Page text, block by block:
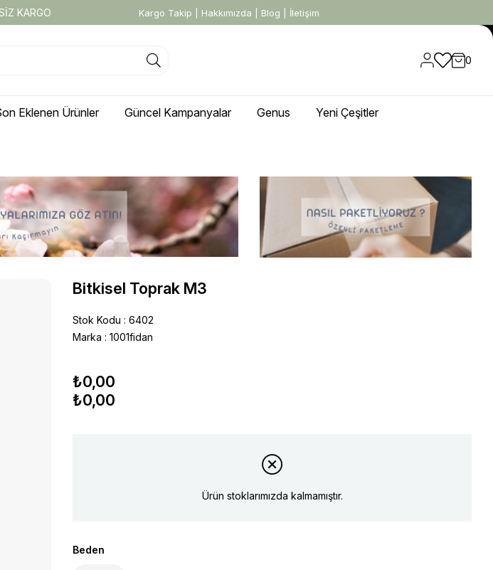
KARGO Kargo Takip Hakkımızda Blog İletişim
0
Eklenen Ürünler Güncel Kampanyalar Genus Yeni Çeşitler
Bitkisel Toprak M3
Stok Kodu
6402
Marka : 1001fidan
₺0,00
₺0,00
Ürün stoklarımızda kalmamıştır.
Beden